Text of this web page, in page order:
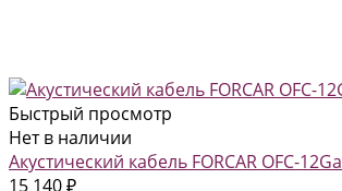
Быстрый просмотр
Нет в наличии
Акустический кабель FORCAR OFC-12Ga
15 140 ₽